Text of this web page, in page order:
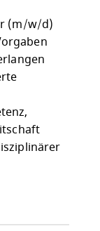
(m/w/d)